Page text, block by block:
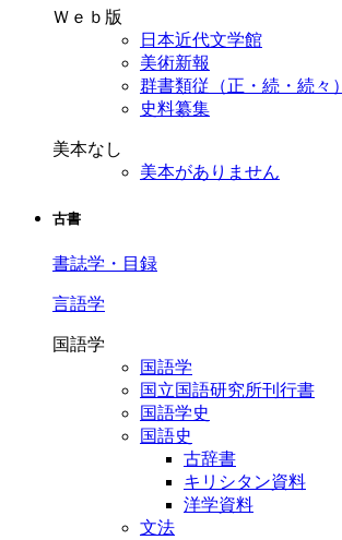
Ｗｅｂ版
日本近代文学館
美術新報
群書類従（正・続・続々）
史料纂集
美本なし
美本がありません
古書
書誌学・目録
言語学
国語学
国語学
国立国語研究所刊行書
国語学史
国語史
古辞書
キリシタン資料
洋学資料
文法